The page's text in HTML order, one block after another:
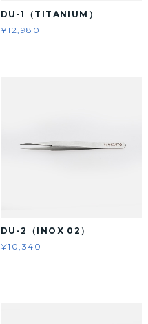
DU-1（TITANIUM）
¥12,980
DU-2（INOX 02）
¥10,340